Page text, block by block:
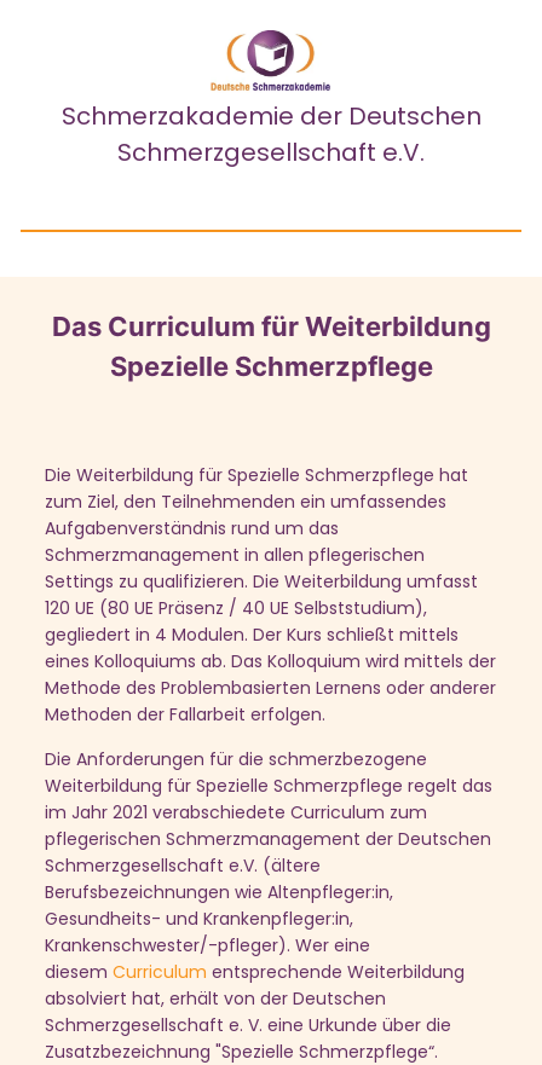
Schmerzakademie der Deutschen
Schmerzgesellschaft e.V.
Die Weiterbildung für Spezielle Schmerzpflege hat
zum Ziel, den Teilnehmenden ein umfassendes
Aufgabenverständnis rund um das
Schmerzmanagement in allen pflegerischen
Settings zu qualifizieren. Die Weiterbildung umfasst
120 UE (80 UE Präsenz / 40 UE Selbststudium),
gegliedert in 4 Modulen. Der Kurs schließt mittels
eines Kolloquiums ab. Das Kolloquium wird mittels der
Methode des Problembasierten Lernens oder anderer
Methoden der Fallarbeit erfolgen.
Die Anforderungen für die schmerzbezogene
Weiterbildung für Spezielle Schmerzpflege regelt das
im Jahr 2021 verabschiedete Curriculum zum
pflegerischen Schmerzmanagement der Deutschen
Schmerzgesellschaft e.V. (ältere
Berufsbezeichnungen wie Altenpfleger:in,
Gesundheits- und Krankenpfleger:in,
Krankenschwester/-pfleger). Wer eine
diesem Curriculum entsprechende Weiterbildung
absolviert hat, erhält von der Deutschen
Schmerzgesellschaft e. V. eine Urkunde über die
Zusatzbezeichnung "Spezielle Schmerzpflege“.
Das Curriculum für Weiterbildung
Spezielle Schmerzpflege